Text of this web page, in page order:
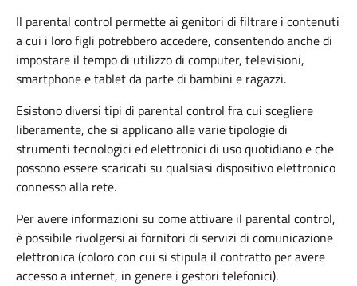
Il parental control permette ai genitori di filtrare i contenuti
a cui i loro figli potrebbero accedere, consentendo anche di
impostare il tempo di utilizzo di computer, televisioni,
smartphone e tablet da parte di bambini e ragazzi.
Esistono diversi tipi di parental control fra cui scegliere
liberamente, che si applicano alle varie tipologie di
strumenti tecnologici ed elettronici di uso quotidiano e che
possono essere scaricati su qualsiasi dispositivo elettronico
connesso alla rete.
Per avere informazioni su come attivare il parental control,
è possibile rivolgersi ai fornitori di servizi di comunicazione
elettronica (coloro con cui si stipula il contratto per avere
accesso a internet, in genere i gestori telefonici).